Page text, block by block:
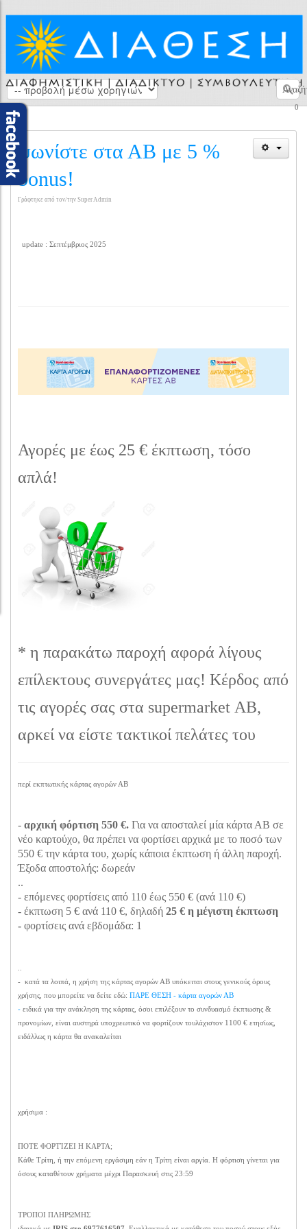
0
ψωνίστε στα ΑΒ με 5 %
bonus!
Γράφτηκε από τον/την Super Admin
update : Σεπτέμβριος 2025
Αγορές με έως 25 € έκπτωση, τόσο
απλά!
* η παρακάτω παροχή αφορά λίγους
επίλεκτους συνεργάτες μας! Κέρδος από
τις αγορές σας στα supermarket ΑΒ,
αρκεί να είστε τακτικοί πελάτες του
περί εκπτωτικής κάρτας αγορών ΑΒ
- αρχική φόρτιση 550 €. Για να αποσταλεί μία κάρτα ΑΒ σε
νέο καρτούχο, θα πρέπει να φορτίσει αρχικά με το ποσό των
550 € την κάρτα του, χωρίς κάποια έκπτωση ή άλλη παροχή.
Έξοδα αποστολής: δωρεάν
..
- επόμενες φορτίσεις από 110 έως 550 € (ανά 110 €)
- έκπτωση 5 € ανά 110 €, δηλαδή 25 € η μέγιστη έκπτωση
- φορτίσεις ανά εβδομάδα: 1
- κατά τα λοιπά, η χρήση της κάρτας αγορών ΑΒ υπόκειται στους γενικούς όρους
χρήσης, που μπορείτε να δείτε εδώ: ΠΑΡΕ ΘΕΣΗ - κάρτα αγορών ΑΒ
- ειδικά για την ανάκληση της κάρτας, όσοι επιλέξουν το συνδυασμό έκπτωσης &
προνομίων, είναι αυστηρά υποχρεωτικό να φορτίζουν τουλάχιστον 1100 € ετησίως,
ειδάλλως η κάρτα θα ανακαλείται
χρήσιμα :
ΠΟΤΕ ΦΟΡΤΊΖΕΙ Η ΚΑΡΤΑ;
Κάθε Τρίτη, ή την επόμενη εργάσιμη εάν η Τρίτη είναι αργία. Η φόρτιση γίνεται για
όσους καταθέτουν χρήματα μέχρι Παρασκευή στις 23:59
ΤΡΟΠΟΙ ΠΛΗΡΩΜΗΣ